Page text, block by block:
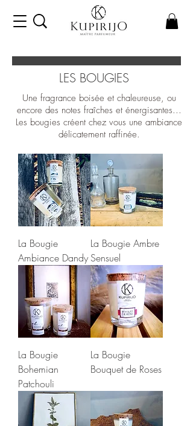
LES BOUGIES
Une fragrance boisée et chaleureuse, ou
encore des notes fraîches et énergisantes...
Les bougies créent chez vous une ambiance
délicatement raffinée.
La Bougie
Ambiance Dandy
La Bougie Ambre
Sensuel
La Bougie
Bohemian
Patchouli
La Bougie
Bouquet de Roses